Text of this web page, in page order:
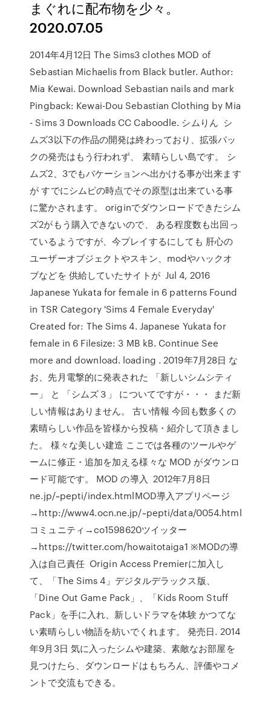
まぐれに配布物を少々。
2020.07.05
2014年4月12日 The Sims3 clothes MOD of
Sebastian Michaelis from Black butler. Author:
Mia Kewai. Download Sebastian nails and mark
Pingback: Kewai-Dou Sebastian Clothing by Mia
- Sims 3 Downloads CC Caboodle. シムりん シ
ムズ3以下の作品の開発は終わっており、拡張パッ
クの発売はもう行われず、 素晴らしい島です。 シ
ムズ2、3でもバケーションへ出かける事が出来ます
が すでにシムピの時点でその原型は出来ている事
に驚かされます。 originでダウンロードできたシム
ズ2がもう購入できないので、 ある程度数も出回っ
ているようですが、今プレイするにしても 肝心の
ユーザーオブジェクトやスキン、modやハックオ
ブなどを 供給していたサイトが Jul 4, 2016
Japanese Yukata for female in 6 patterns Found
in TSR Category 'Sims 4 Female Everyday'
Created for: The Sims 4. Japanese Yukata for
female in 6 Filesize: 3 MB kB. Continue See
more and download. loading . 2019年7月28日 な
お、先月電撃的に発表された 「新しいシムシティ
ー」 と 「シムズ３」 についてですが・・・ まだ新
しい情報はありません。 古い情報 今回も数多くの
素晴らしい作品を皆様から投稿・紹介して頂きまし
た。 様々な美しい建造 ここでは各種のツールやゲ
ームに修正・追加を加える様々な MOD がダウンロ
ード可能です。 MOD の導入 2012年7月8日
ne.jp/~pepti/index.htmlMOD導入アプリページ
→http://www4.ocn.ne.jp/~pepti/data/0054.html
コミュニティ→co1598620ツイッター
→https://twitter.com/howaitotaiga1 ※MODの導
入は自己責任 Origin Access Premierに加入し
て、「The Sims 4」デジタルデラックス版、
「Dine Out Game Pack」、「Kids Room Stuff
Pack」を手に入れ、新しいドラマを体験 かつてな
い素晴らしい物語を紡いでくれます。 発売日. 2014
年9月3日 気に入ったシムや建築、素敵なお部屋を
見つけたら、ダウンロードはもちろん、評価やコメ
ントで交流もできる。